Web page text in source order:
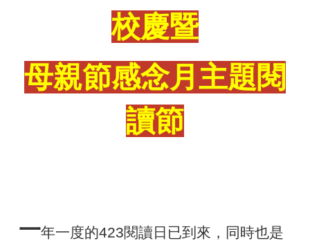
校慶暨
母親節感念月 主題閱
讀節
一年一度的423閱讀日已到來，同時也是